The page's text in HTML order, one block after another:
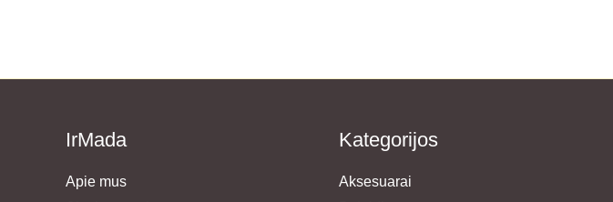
IrMada
Apie mus
Kategorijos
Aksesuarai